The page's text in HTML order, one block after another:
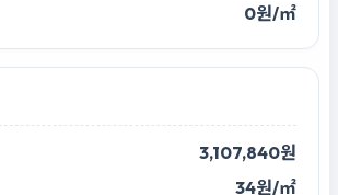
0원/㎡
3,107,840원
34원/㎡